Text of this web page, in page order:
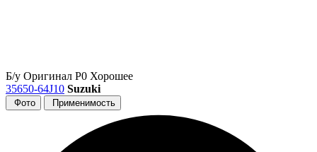
Б/у Оригинал Р0 Хорошее
35650-64J10 Suzuki
Фото Применимость